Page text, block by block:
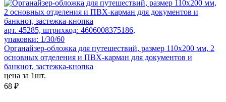
арт. 45285, штрихкод: 4606008375186,
упаковки: 1/30/60
Органайзер-обложка для путешествий, размер 110х200 мм, 2
основных отделения и ПВХ-карман для документов и
банкнот, застежка-кнопка
цена за 1шт.
68 ₽